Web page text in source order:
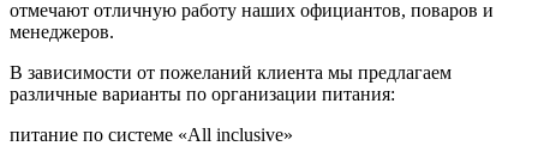
отмечают отличную работу наших официантов, поваров и
менеджеров.
В зависимости от пожеланий клиента мы предлагаем
различные варианты по организации питания:
питание по системе «All inclusive»